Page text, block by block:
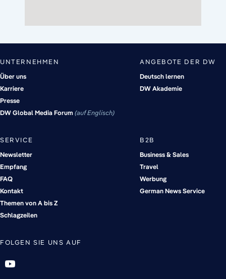
UNTERNEHMEN
Über uns
Karriere
Presse
DW Global Media Forum auf Englisch
ANGEBOTE DER DW
Deutsch lernen
DW Akademie
SERVICE
Newsletter
Empfang
FAQ
Kontakt
Themen von A bis Z
Schlagzeilen
B2B
Business & Sales
Travel
Werbung
German News Service
FOLGEN SIE UNS AUF